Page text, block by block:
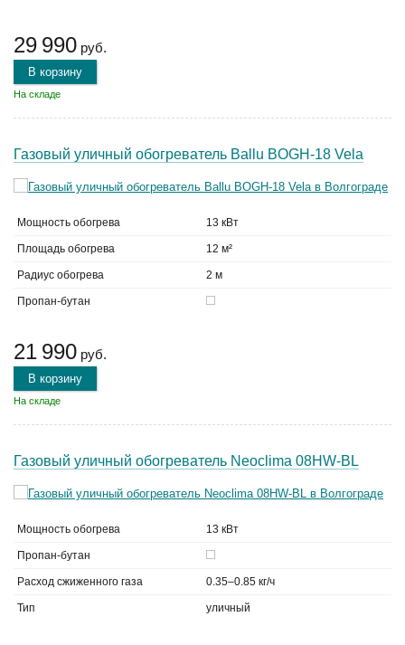
29 990 руб.
В корзину
На складе
Газовый уличный обогреватель Ballu BOGH-18 Vela
Мощность обогрева 13 кВт
Площадь обогрева 12 м²
Радиус обогрева 2 м
Пропан-бутан
21 990 руб.
В корзину
На складе
Газовый уличный обогреватель Neoclima 08HW-BL
Мощность обогрева 13 кВт
Пропан-бутан
Расход сжиженного газа 0.35–0.85 кг/ч
Тип уличный